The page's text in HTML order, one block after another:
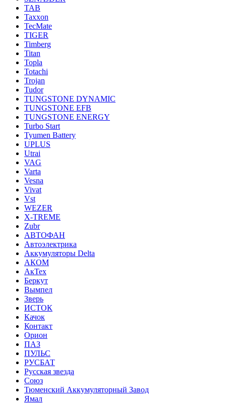
TAB
Taxxon
TecMate
TIGER
Timberg
Titan
Topla
Totachi
Trojan
Tudor
TUNGSTONE DYNAMIC
TUNGSTONE EFB
TUNGSTONE ENERGY
Turbo Start
Tyumen Battery
UPLUS
Utrai
VAG
Varta
Vesna
Vivat
Vst
WEZER
X-TREME
Zubr
АВТОФАН
Автоэлектрика
Аккумуляторы Delta
АКОМ
АкТех
Беркут
Вымпел
Зверь
ИСТОК
Качок
Контакт
Орион
ПАЗ
ПУЛЬС
РУСБАТ
Русская звезда
Союз
Тюменский Аккумуляторный Завод
Ямал